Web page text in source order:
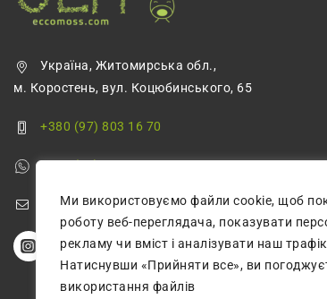
Ми використовуємо файли cookie, щоб
роботу веб-переглядача, показувати
рекламу чи вміст і аналізувати наш
Натиснувши «Прийняти все», ви
використання файлів
Україна, Житомирська обл.,
м. Коростень, вул. Коцюбинського, 65
+380 (97) 803 16 70
+380 (68) 355 68 57
greenmossecco@gmail.com